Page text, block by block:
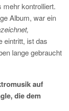
mehr kontrolliert.
Album, war ein
eintritt, ist das
lange gebraucht
auf
die dem